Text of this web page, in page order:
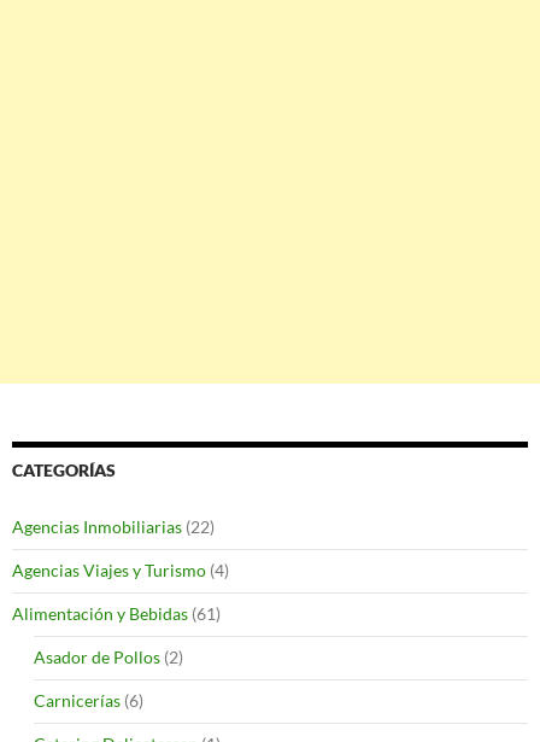
CATEGORÍAS
Agencias Inmobiliarias (22)
Agencias Viajes y Turismo (4)
Alimentación y Bebidas (61)
Asador de Pollos (2)
Carnicerías (6)